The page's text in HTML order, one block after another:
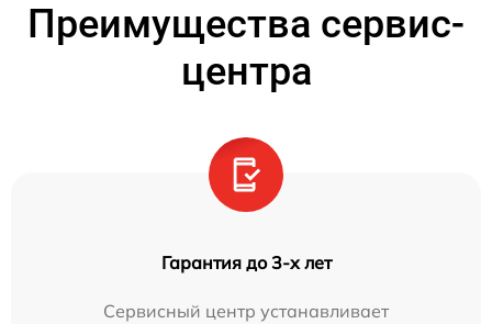
Преимущества сервис-
центра
Гарантия до 3-х лет
Сервисный центр устанавливает